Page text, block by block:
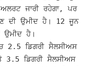
ਜਾਰੀ ਰਹੇਗਾ, ਪਰ
ਦੀ ਉਮੀਦ ਹੈ। 12 ਜੂਨ
ਹੈ।
2.5 ਡਿਗਰੀ ਸੈਲਸੀਅਸ
ਡਿਗਰੀ ਸੈਲਸੀਅਸ